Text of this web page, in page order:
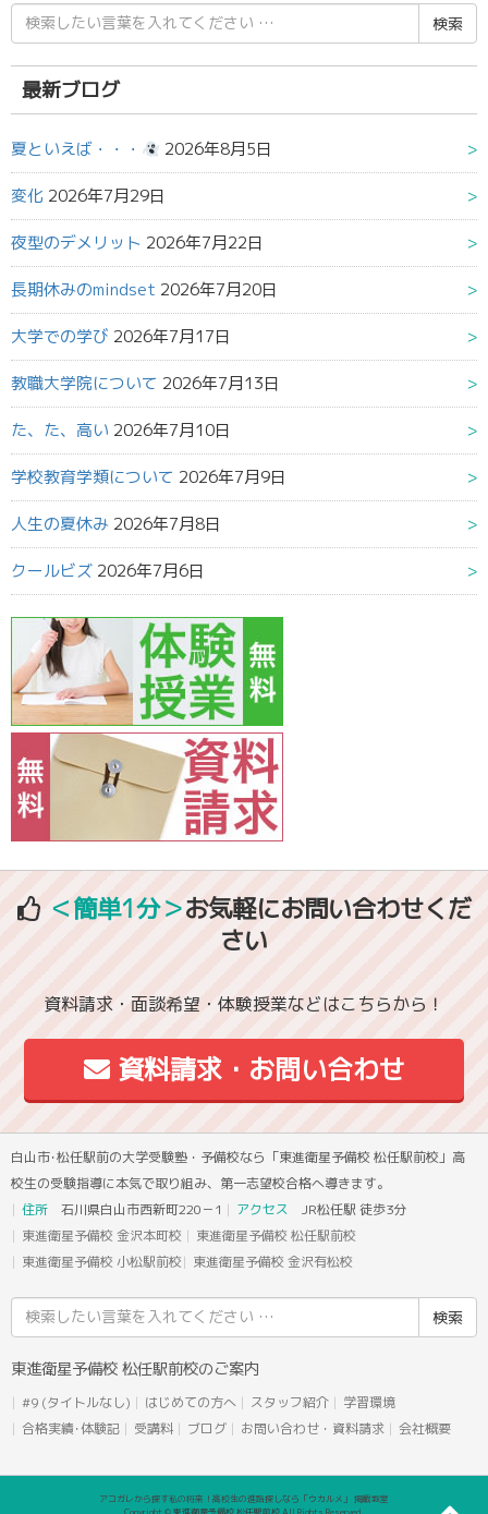
検
索
結
果:
最新ブログ
夏といえば・・・ 2026年8月5日
変化 2026年7月29日
夜型のデメリット 2026年7月22日
長期休みのmindset 2026年7月20日
大学での学び 2026年7月17日
教職大学院について 2026年7月13日
た、た、高い 2026年7月10日
学校教育学類について 2026年7月9日
人生の夏休み 2026年7月8日
クールビズ 2026年7月6日
＜簡単1分＞お気軽にお問い合わせくだ
さい
資料請求・面談希望・体験授業などはこちらから！
資料請求・お問い合わせ
白山市･松任駅前の大学受験塾・予備校なら「東進衛星予備校 松任駅前校」高
校生の受験指導に本気で取り組み、第一志望校合格へ導きます。
住所 石川県白山市西新町220－1 アクセス JR松任駅 徒歩3分
東進衛星予備校 金沢本町校
東進衛星予備校 松任駅前校
東進衛星予備校 小松駅前校
東進衛星予備校 金沢有松校
索
結
東進衛星予備校 松任駅前校のご案内
#9 (タイトルなし) はじめての方へ スタッフ紹介
学習環境
合格実績･体験記
受講料 ブログ お問い合わせ・資料請求 会社概要
アコガレから探す私の将来！高校生の進路探しなら「ウカルメ」 掲載教室